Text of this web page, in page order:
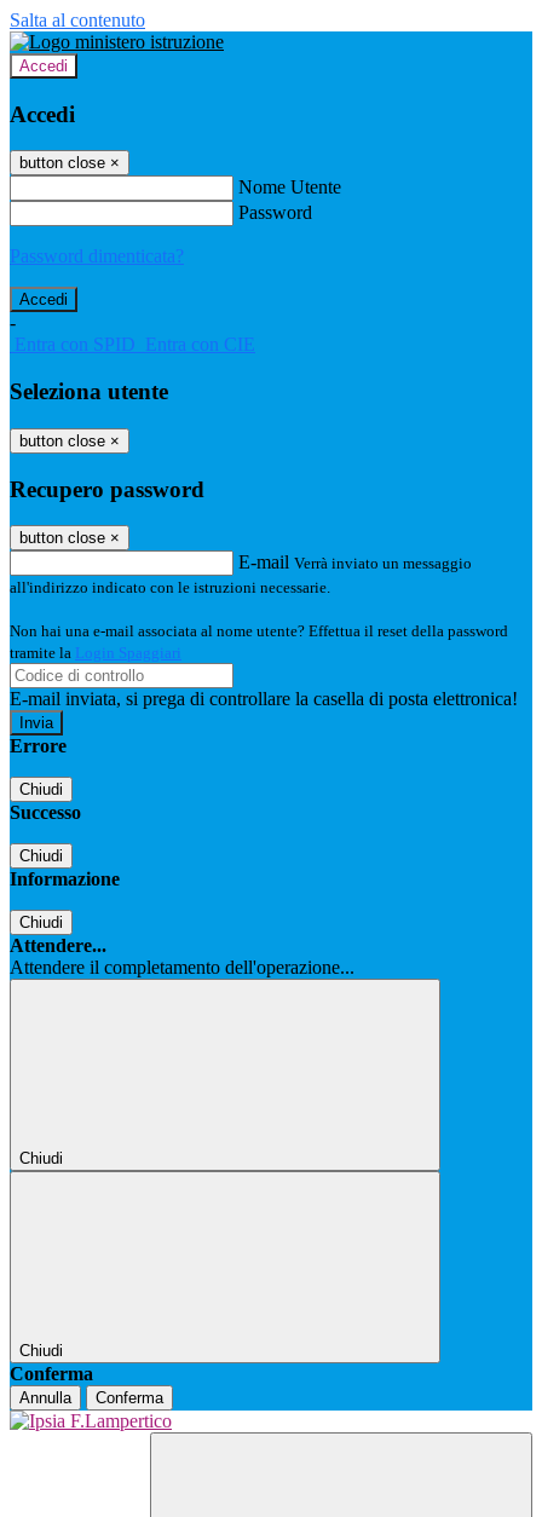
Salta al contenuto
Accedi
Accedi
button close ×
Nome Utente
Password
Password dimenticata?
-
Entra con SPID Entra con CIE
Seleziona utente
button close ×
Recupero password
button close ×
E-mail Verrà inviato un messaggio
all'indirizzo indicato con le istruzioni necessarie.
Non hai una e-mail associata al nome utente? Effettua il reset della password
tramite la Login Spaggiari
E-mail inviata, si prega di controllare la casella di posta elettronica!
Errore
Chiudi
Successo
Chiudi
Informazione
Chiudi
Attendere...
Attendere il completamento dell'operazione...
Chiudi
Chiudi
Conferma
Annulla Conferma